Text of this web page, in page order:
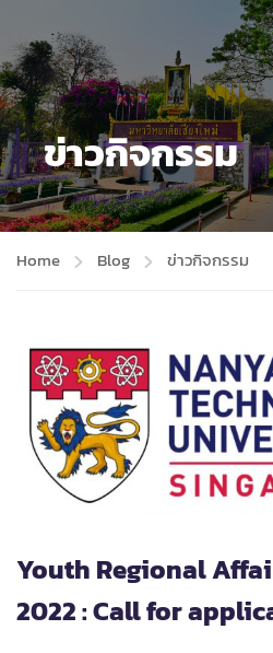
ข่าวกิจกรรม
Home Blog ข่าวกิจกรรม
Youth Regional
2022 : Call for